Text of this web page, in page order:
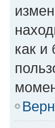
как и